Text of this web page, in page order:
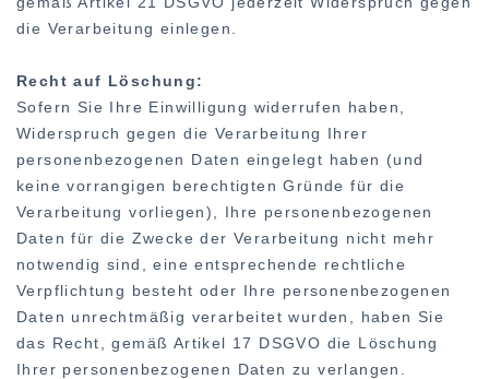
die Verarbeitung einlegen.
Recht auf Löschung:
Sofern Sie Ihre Einwilligung widerrufen haben,
Widerspruch gegen die Verarbeitung Ihrer
personenbezogenen Daten eingelegt haben (und
keine vorrangigen berechtigten Gründe für die
Verarbeitung vorliegen), Ihre personenbezogenen
Daten für die Zwecke der Verarbeitung nicht mehr
notwendig sind, eine entsprechende rechtliche
Verpflichtung besteht oder Ihre personenbezogenen
Daten unrechtmäßig verarbeitet wurden, haben Sie
das Recht, gemäß Artikel 17 DSGVO die Löschung
Ihrer personenbezogenen Daten zu verlangen.